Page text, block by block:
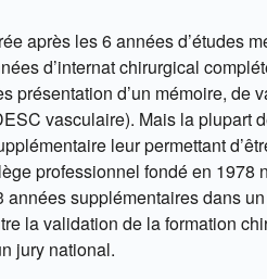
après les 6 années d’études
d’internat chirurgical
présentation d’un mémoire, de
vasculaire). Mais la plupart
leur permettant
professionnel fondé en 1978
supplémentaires dans
la validation de la formation
jury national.